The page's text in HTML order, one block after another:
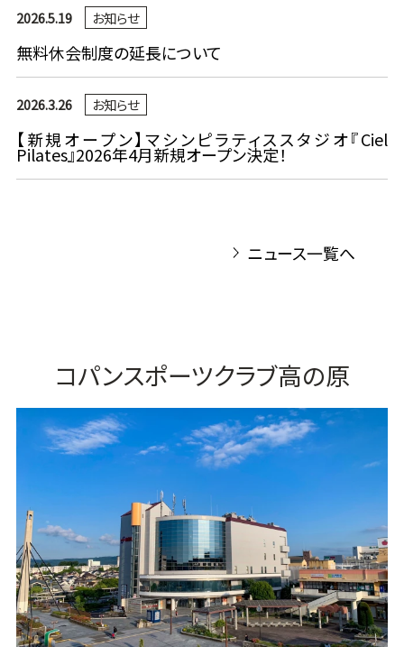
無料休会制度の延長について
2026.5.19 お知らせ
【新規オープン】マシンピラティススタジオ『Ciel
Pilates』2026年4月新規オープン決定！
2026.3.26 お知らせ
ニュース一覧へ
コパンスポーツクラブ高の原